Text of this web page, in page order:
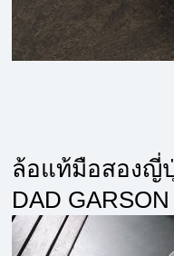
ล้อแท้มือสองญี่
DAD